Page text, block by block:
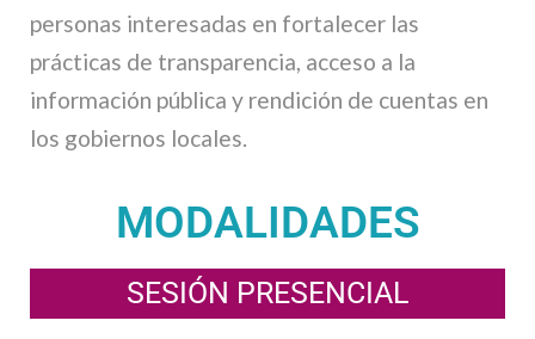
personas interesadas en fortalecer las
prácticas de transparencia, acceso a la
información pública y rendición de cuentas en
los gobiernos locales.
MODALIDADES
SESIÓN PRESENCIAL